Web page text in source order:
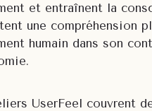
et entraînent la
une compréhension
humain dans son
UserFeel couvrent